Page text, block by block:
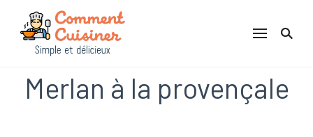
Comment Cuisiner
Merlan à la provençale